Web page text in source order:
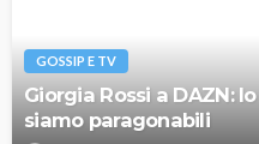
GOSSIP E TV
Giorgia Rossi a DAZN:
siamo paragonabili